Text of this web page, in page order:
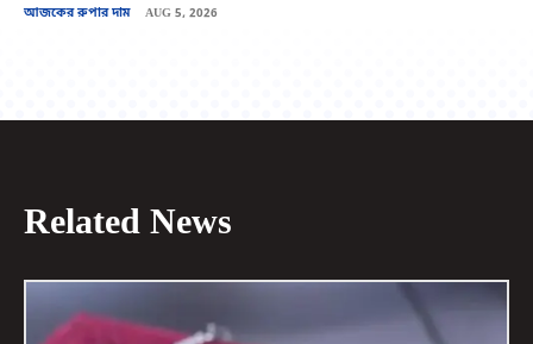
আজকের রুপার দাম AUG 5, 2026
Related News